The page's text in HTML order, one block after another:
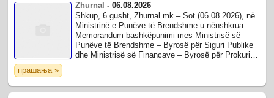
Zhurnal -06.08.2026
Shkup, 6 gusht, Zhurnal.mk – Sot (06.08.2026), në
Ministrinë e Punëve të Brendshme u nënshkrua
Memorandum bashkëpunimi mes Ministrisë së
Punëve të Brendshme – Byrosë për Siguri Publike
dhe Ministrisë së Financave – Byrosë për Prokurim
прашања »